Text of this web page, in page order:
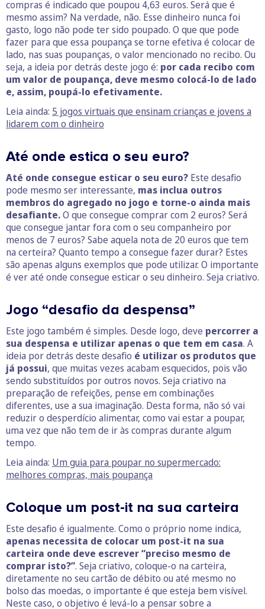
compras é indicado que poupou 4,63 euros. Será que é
mesmo assim? Na verdade, não. Esse dinheiro nunca foi
gasto, logo não pode ter sido poupado. O que que pode
fazer para que essa poupança se torne efetiva é colocar de
lado, nas suas poupanças, o valor mencionado no recibo. Ou
seja, a ideia por detrás deste jogo é: por cada recibo com
um valor de poupança, deve mesmo colocá-lo de lado
e, assim, poupá-lo efetivamente.
Leia ainda: 5 jogos virtuais que ensinam crianças e jovens a
lidarem com o dinheiro
Até onde estica o seu euro?
Até onde consegue esticar o seu euro? Este desafio
pode mesmo ser interessante, mas inclua outros
membros do agregado no jogo e torne-o ainda mais
desafiante.O que consegue comprar com 2 euros? Será
que consegue jantar fora com o seu companheiro por
menos de 7 euros? Sabe aquela nota de 20 euros que tem
na certeira? Quanto tempo a consegue fazer durar? Estes
são apenas alguns exemplos que pode utilizar. O importante
é ver até onde consegue esticar o seu dinheiro. Seja criativo.
Jogo “desafio da despensa”
Este jogo também é simples. Desde logo, deve percorrer a
sua despensa e utilizar apenas o que tem em casa. A
ideia por detrás deste desafio é utilizar os produtos que
já possui, que muitas vezes acabam esquecidos, pois vão
sendo substituídos por outros novos. Seja criativo na
preparação de refeições, pense em combinações
diferentes, use a sua imaginação. Desta forma, não só vai
reduzir o desperdício alimentar, como vai estar a poupar,
uma vez que não tem de ir às compras durante algum
tempo.
Leia ainda: Um guia para poupar no supermercado:
melhores compras, mais poupança
Coloque um post-it na sua carteira
Este desafio é igualmente. Como o próprio nome indica,
apenas necessita de colocar um post-it na sua
carteira onde deve escrever “preciso mesmo de
comprar isto?”. Seja criativo, coloque-o na carteira,
diretamente no seu cartão de débito ou até mesmo no
bolso das moedas, o importante é que esteja bem visível.
Neste caso, o objetivo é levá-lo a pensar sobre a